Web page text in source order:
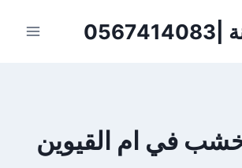
في ام القيوين